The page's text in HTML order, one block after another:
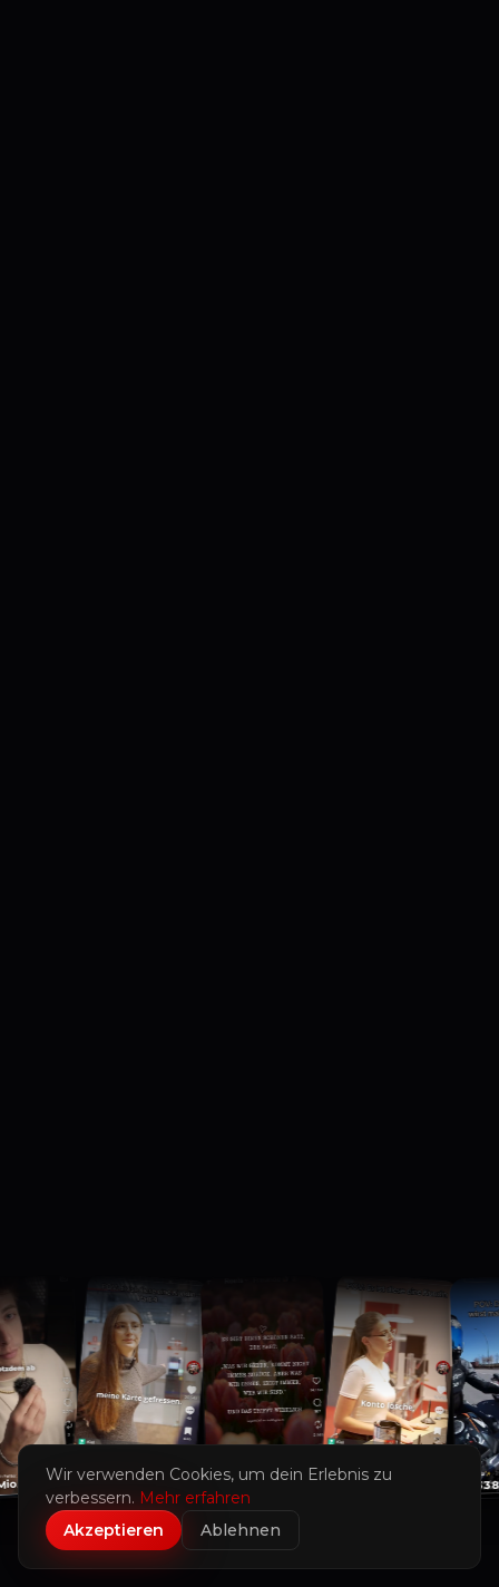
425K 1,2 Mio. 168K
Wir verwenden Cookies, um dein Erlebnis zu
verbessern. Mehr erfahren
Akzeptieren
Ablehnen